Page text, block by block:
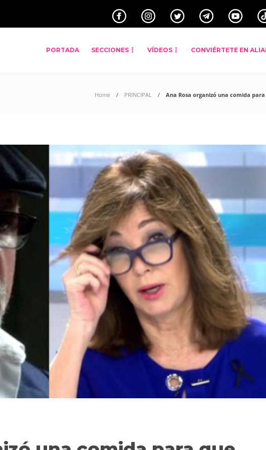
PORTADA SECCIONES VÍDEOS CONVIÉRTETE EN
Home PRINCIPAL Ana Rosa organizó una comida